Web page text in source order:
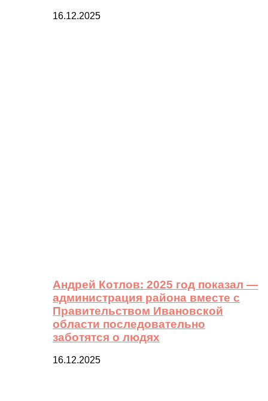
16.12.2025
Андрей Котлов: 2025 год показал —
администрация района вместе с
Правительством Ивановской
области последовательно
заботятся о людях
16.12.2025